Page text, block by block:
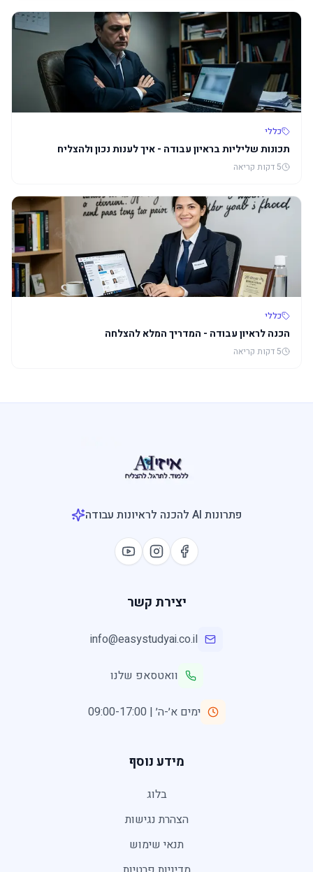
כללי
תכונות שליליות בראיון עבודה - איך לענות נכון ולהצליח
5 דקות קריאה
כללי
הכנה לראיון עבודה - המדריך המלא להצלחה
5 דקות קריאה
פתרונות AI להכנה לראיונות עבודה
יצירת קשר
info@easystudyai.co.il
וואטסאפ שלנו
ימים א׳-ה׳ | 09:00-17:00
מידע נוסף
בלוג
הצהרת נגישות
תנאי שימוש